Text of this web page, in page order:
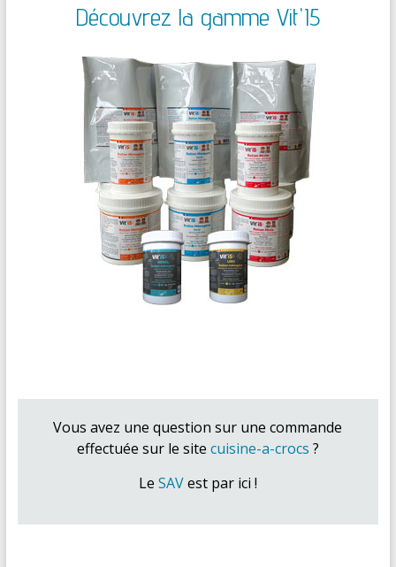
Découvrez la gamme Vit'I5
Vous avez une question sur une commande
effectuée sur le site cuisine-a-crocs ?
Le SAVest par ici !